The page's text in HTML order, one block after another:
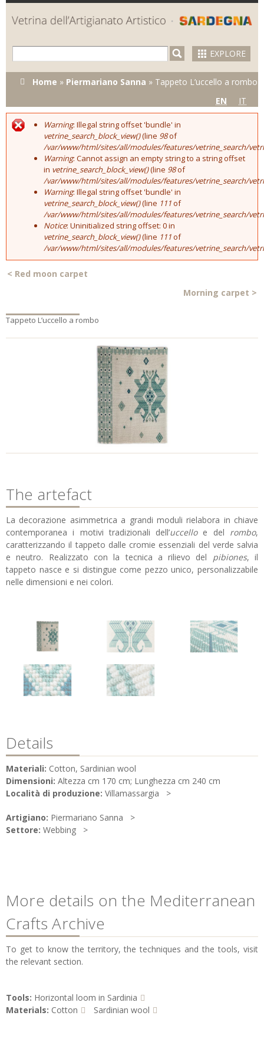
Skip to
main
content
EXPLORE
You are here
Home » Piermariano Sanna » Tappeto L’uccello a rombo
EN
IT
Error message
Warning: Illegal string offset 'bundle' in
vetrine_search_block_view()(line 98of
/var/www/html/sites/all/modules/features/vetrine_search/
Warning: Cannot assign an empty string to a string offset
in vetrine_search_block_view()(line 98of
/var/www/html/sites/all/modules/features/vetrine_search/
Warning: Illegal string offset 'bundle' in
vetrine_search_block_view()(line 111of
/var/www/html/sites/all/modules/features/vetrine_search/
Notice: Uninitialized string offset: 0 in
vetrine_search_block_view()(line 111of
/var/www/html/sites/all/modules/features/vetrine_search/
< Red moon carpet
Morning carpet >
Tappeto L’uccello a rombo
The artefact
La decorazione asimmetrica a grandi moduli rielabora in chiave
contemporanea i motivi tradizionali dell’uccelloe del rombo,
caratterizzando il tappeto dalle cromie essenziali del verde salvia
e neutro. Realizzato con la tecnica a rilievo del pibiones, il
tappeto nasce e si distingue come pezzo unico, personalizzabile
nelle dimensioni e nei colori.
Details
Materiali: Cotton, Sardinian wool
Dimensioni: Altezza cm 170 cm; Lunghezza cm 240 cm
Località di produzione: Villamassargia
Artigiano: Piermariano Sanna
Settore: Webbing
More details on the Mediterranean
Crafts Archive
To get to know the territory, the techniques and the tools, visit
the relevant section.
Tools: Horizontal loom in Sardinia
Materials: Cotton Sardinian wool